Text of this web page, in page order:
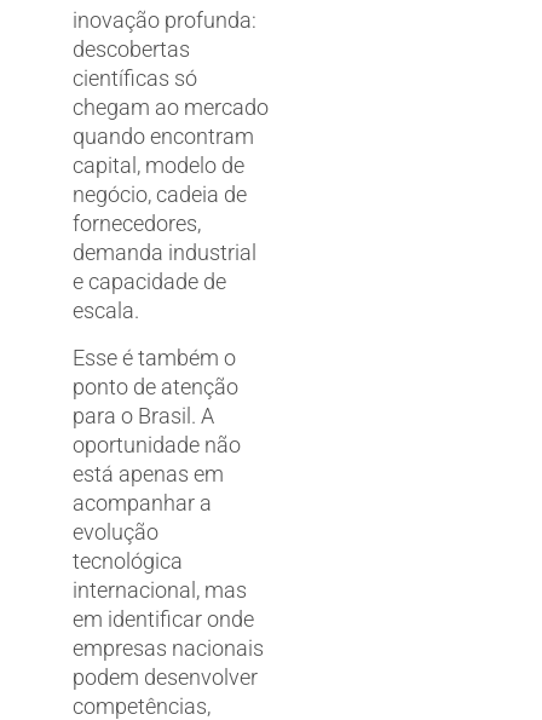
inovação profunda:
descobertas
científicas só
chegam ao mercado
quando encontram
capital, modelo de
negócio, cadeia de
fornecedores,
demanda industrial
e capacidade de
escala.
Esse é também o
ponto de atenção
para o Brasil. A
oportunidade não
está apenas em
acompanhar a
evolução
tecnológica
internacional, mas
em identificar onde
empresas nacionais
podem desenvolver
competências,